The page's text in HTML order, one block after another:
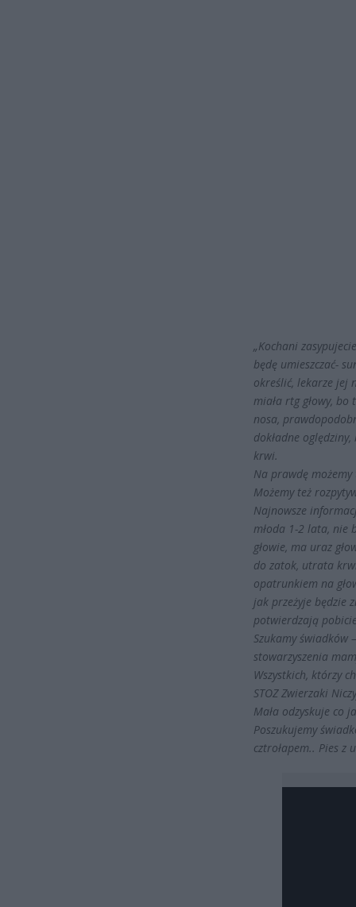
„Kochani
będę umieszczać-
określić, lekarze jej
miała rtg głowy, bo
nosa,
dokładne
krwi.
Na prawdę możemy
Możemy też
Najnowsze
młoda 1-2 lata, nie
głowie, ma uraz
do zatok, utrata
opatrunkiem na
jak przeżyje będzie
potwierdzają
Szukamy świadków
stowarzyszenia
Wszystkich, którzy
STOZ Zwierzaki
Mała odzyskuje co
Poszukujemy
cztrołapem.. Pies z